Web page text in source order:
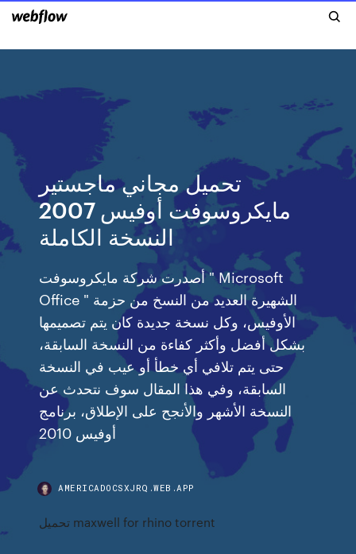
تحميل مجاني ماجستير
مايكروسوفت أوفيس 2007
النسخة الكاملة
أصدرت شركة مايكروسوفت " Microsoft
Office " الشهيرة العديد من النسخ من حزمة
الأوفيس، وكل نسخة جديدة كان يتم تصميمها
بشكل أفضل وأكثر كفاءة من النسخة السابقة،
حتى يتم تلافي أي خطأ أو عيب في النسخة
السابقة، وفي هذا المقال سوف نتحدث عن
النسخة الأشهر والأنجح على الإطلاق، برنامج
أوفيس 2010
AMERICADOCSXJRQ.WEB.APP
تحميل maxwell for rhino torrent